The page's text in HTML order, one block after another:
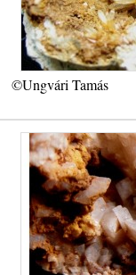
©Ungvári Tamás